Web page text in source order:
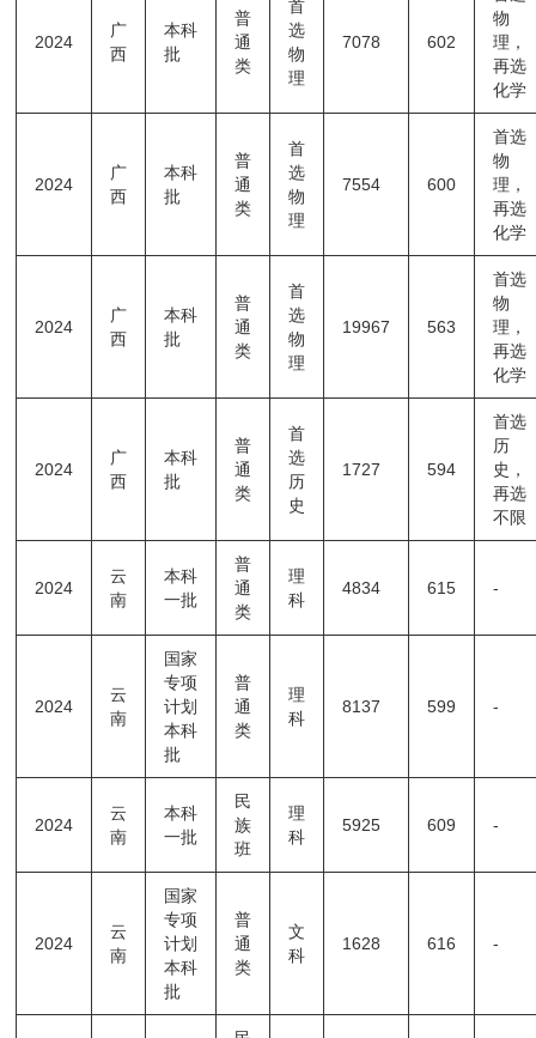
2024
广
西
本科
批
普
通
类
首
选
物
理
7078 602
物
理，
再选
化学
2024
广
西
本科
批
普
通
类
首
选
物
理
7554 600
首选
物
理，
再选
化学
2024
广
西
本科
批
普
通
类
首
选
物
理
19967 563
首选
物
理，
再选
化学
2024
广
西
本科
批
普
通
类
首
选
历
史
1727 594
首选
历
史，
再选
不限
2024
云
南
本科
一批
普
通
类
理
科
4834 615 -
2024
云
南
国家
专项
计划
本科
批
普
通
类
理
科
8137 599 -
2024
云
南
本科
一批
民
族
班
理
科
5925 609 -
2024
云
南
国家
专项
计划
本科
批
普
通
类
文
科
1628 616 -